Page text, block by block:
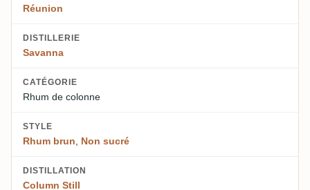
Réunion
DISTILLERIE
Savanna
CATÉGORIE
Rhum de colonne
STYLE
Rhum brun, Non sucré
DISTILLATION
Column Still